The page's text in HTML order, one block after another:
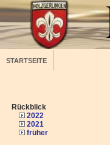
STARTSEITE
Rückblick
2022
2021
früher